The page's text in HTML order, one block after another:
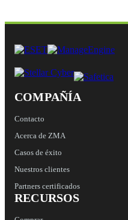
COMPAÑÍA
Contacto
Acerca de ZMA
Casos de éxito
Nuestros clientes
Partners certificados
RECURSOS